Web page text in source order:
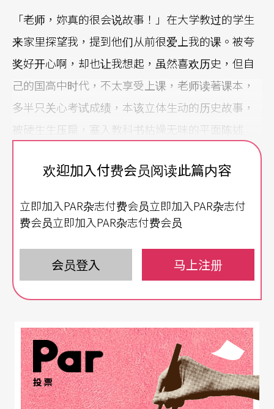
「老师，妳真的很会说故事！」在大学教过的学生
来家里探望我，提到他们从前很爱上我的课。被夸
奖好开心啊，却也让我想起，虽然喜欢历史，但自
己的国高中时代，不太享受上课，老师读著课本，
多半只关心考试成绩，本该立体生动的历史故事，
被硬生生压扁，塞入教科书枯燥无味的平面陈述
在短短13毫秒内能处理图像，约莫是每秒75帧的速
度；正因如此，融入视觉效果的故事——不管是肢体
表演、影像或图表——都会创造强大的叙事效果，而
且非常有吸引力，能让观者更加投入。试想，以下
哪种讲法让你印象较深刻？「他很穷。」还是「他
的沙发上。」不管透过文字还是视觉呈现，有场
景、故事化的陈述，绝对能加速大脑的资讯处理，
让我们更有感触。
欢迎加入付费会员阅读此篇内容
立即加入PAR杂志付费会员立即加入PAR杂志付
费会员立即加入PAR杂志付费会员
会员登入 马上注册
投票